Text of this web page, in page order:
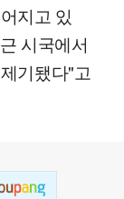
지고 있
시국에서
기됐다"고